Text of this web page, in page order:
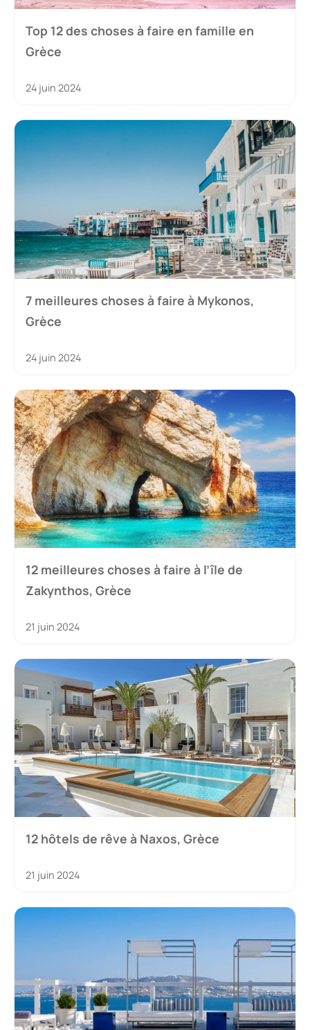
Top 12 des choses à faire en famille en
Grèce
24 juin 2024
7 meilleures choses à faire à Mykonos,
Grèce
24 juin 2024
12 meilleures choses à faire à l’île de
Zakynthos, Grèce
21 juin 2024
12 hôtels de rêve à Naxos, Grèce
21 juin 2024